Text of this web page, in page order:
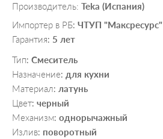
Производитель: Teka (Испания)
Импортер в РБ: ЧТУП "Максресурс"
Гарантия: 5 лет
Тип: Смеситель
Назначение: для кухни
Материал: латунь
Цвет: черный
Механизм: однорычажный
Излив: поворотный